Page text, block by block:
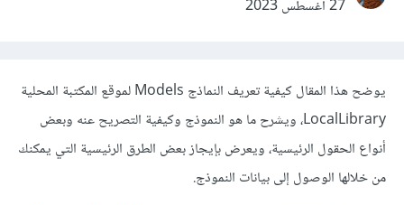
27 أغسطس 2023
يوضح هذا المقال كيفية تعريف النماذج Models لموقع المكتبة المحلية
LocalLibrary، ويشرح ما هو النموذج وكيفية التصريح عنه وبعض
أنواع الحقول الرئيسية، ويعرض بإيجاز بعض الطرق الرئيسية التي يمكنك
من خلالها الوصول إلى بيانات النموذج.